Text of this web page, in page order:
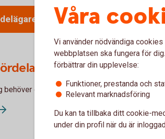
Flera
arvet än?
behöver göra i samband med dödsfallet:
Våra
Vi använder nödvändiga
webbplatsen ska fungera för
förbättrar din upplevelse:
Funktioner, prestanda och
Relevant marknadsföring
Du kan ta tillbaka ditt cookie-
under din profil när du är